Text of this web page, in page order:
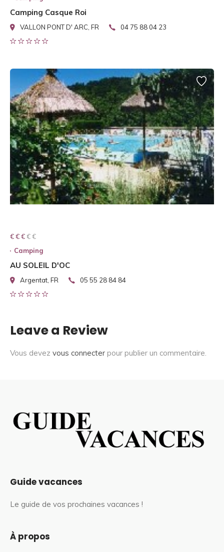
Camping Casque Roi
VALLON PONT D' ARC, FR 04 75 88 04 23
€ € € € €
€ € €
Camping
AU SOLEIL D'OC
Argentat, FR 05 55 28 84 84
Leave a Review
Vous devez vous connecter pour publier un commentaire.
Guide vacances
Le guide de vos prochaines vacances !
À propos